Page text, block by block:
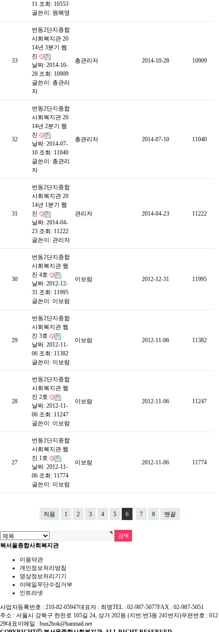
11 조회: 10553
글쓴이: 원혜영
33
번동2단지종합
사회복지관 20
14년 3분기 웹
진
날짜: 2014-10-
28 조회: 10909
글쓴이: 총관리
자
총관리자 2014-10-28 10909
32
번동2단지종합
사회복지관 20
14년 2분기 웹
진
날짜: 2014-07-
10 조회: 11040
글쓴이: 총관리
자
총관리자 2014-07-10 11040
31
번동2단지종합
사회복지관 20
14년 1분기 웹
진
날짜: 2014-04-
23 조회: 11222
글쓴이: 관리자
관리자 2014-04-23 11222
30
번동2단지종합
사회복지관 웹
진 4호
날짜: 2012-12-
31 조회: 11995
글쓴이: 이보람
이보람 2012-12-31 11995
29
번동2단지종합
사회복지관 웹
진 3호
날짜: 2012-11-
06 조회: 11382
글쓴이: 이보람
이보람 2012-11-06 11382
28
번동2단지종합
사회복지관 웹
진 2호
날짜: 2012-11-
06 조회: 11247
글쓴이: 이보람
이보람 2012-11-06 11247
27
번동2단지종합
사회복지관 웹
진 1호
날짜: 2012-11-
06 조회: 11774
글쓴이: 이보람
이보람 2012-11-06 11774
처음 1 2 3 4 5 6 7 8 맨끝
북서울종합사회복지관
이용약관
개인정보처리방침
영상정보처리기기
이메일무단수집거부
인트라넷
사업자등록번호 : 210-82-05947대표자 : 최명TEL : 02-987-5077FAX : 02-987-5051
주소 : 서울시 강북구 한천로 105길 24, 상가 202동 (지번:번3동 241번지)우편번호 : 012
29대표이메일 : bun2bok@hanmail.net